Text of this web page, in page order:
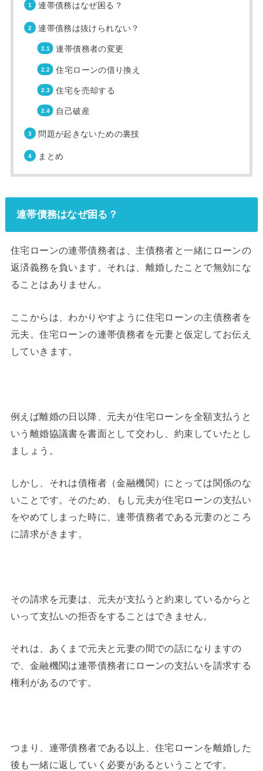
連帯債務はなぜ困る？
連帯債務は抜けられない？
連帯債務者の変更
住宅ローンの借り換え
住宅を売却する
自己破産
問題が起きないための裏技
まとめ
連帯債務はなぜ困る？
住宅ローンの連帯債務者は、主債務者と一緒にローンの
返済義務を負います。それは、離婚したことで無効にな
ることはありません。
ここからは、わかりやすように住宅ローンの主債務者を
元夫。住宅ローンの連帯債務者を元妻と仮定してお伝え
していきます。
例えば離婚の日以降、元夫が住宅ローンを全額支払うと
いう離婚協議書を書面として交わし、約束していたとし
ましょう。
しかし、それは債権者（金融機関）にとっては関係のな
いことです。そのため、もし元夫が住宅ローンの支払い
をやめてしまった時に、連帯債務者である元妻のところ
に請求がきます。
その請求を元妻は、元夫が支払うと約束しているからと
いって支払いの拒否をすることはできません。
それは、あくまで元夫と元妻の間での話になりますの
で、金融機関は連帯債務者にローンの支払いを請求する
権利があるのです。
つまり、連帯債務者である以上、住宅ローンを離婚した
後も一緒に返していく必要があるということです。